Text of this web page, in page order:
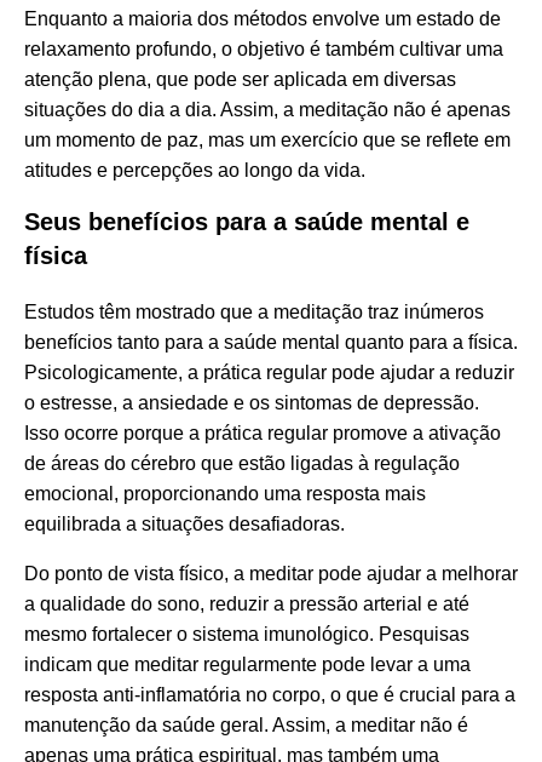
Enquanto a maioria dos métodos envolve um estado de
relaxamento profundo, o objetivo é também cultivar uma
atenção plena, que pode ser aplicada em diversas
situações do dia a dia. Assim, a meditação não é apenas
um momento de paz, mas um exercício que se reflete em
atitudes e percepções ao longo da vida.
Seus benefícios para a saúde mental e
física
Estudos têm mostrado que a meditação traz inúmeros
benefícios tanto para a saúde mental quanto para a física.
Psicologicamente, a prática regular pode ajudar a reduzir
o estresse, a ansiedade e os sintomas de depressão.
Isso ocorre porque a prática regular promove a ativação
de áreas do cérebro que estão ligadas à regulação
emocional, proporcionando uma resposta mais
equilibrada a situações desafiadoras.
Do ponto de vista físico, a meditar pode ajudar a melhorar
a qualidade do sono, reduzir a pressão arterial e até
mesmo fortalecer o sistema imunológico. Pesquisas
indicam que meditar regularmente pode levar a uma
resposta anti-inflamatória no corpo, o que é crucial para a
manutenção da saúde geral. Assim, a meditar não é
apenas uma prática espiritual, mas também uma